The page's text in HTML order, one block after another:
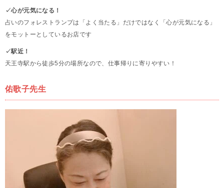
✓心が元気になる！
占いのフォレストランプは「よく当たる」だけではなく「心が元気になる」
をモットーとしているお店です
✓駅近！
天王寺駅から徒歩5分の場所なので、仕事帰りに寄りやすい！
佑歌子先生